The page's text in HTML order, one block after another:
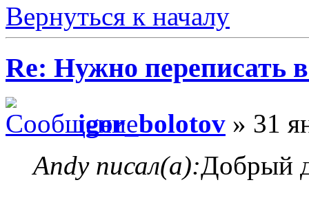
Вернуться к началу
Re: Нужно переписать
igor_bolotov » 31
Andy писал(а):Добрый